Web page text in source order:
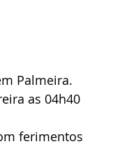
Palmeira.
as 04h40
ferimentos